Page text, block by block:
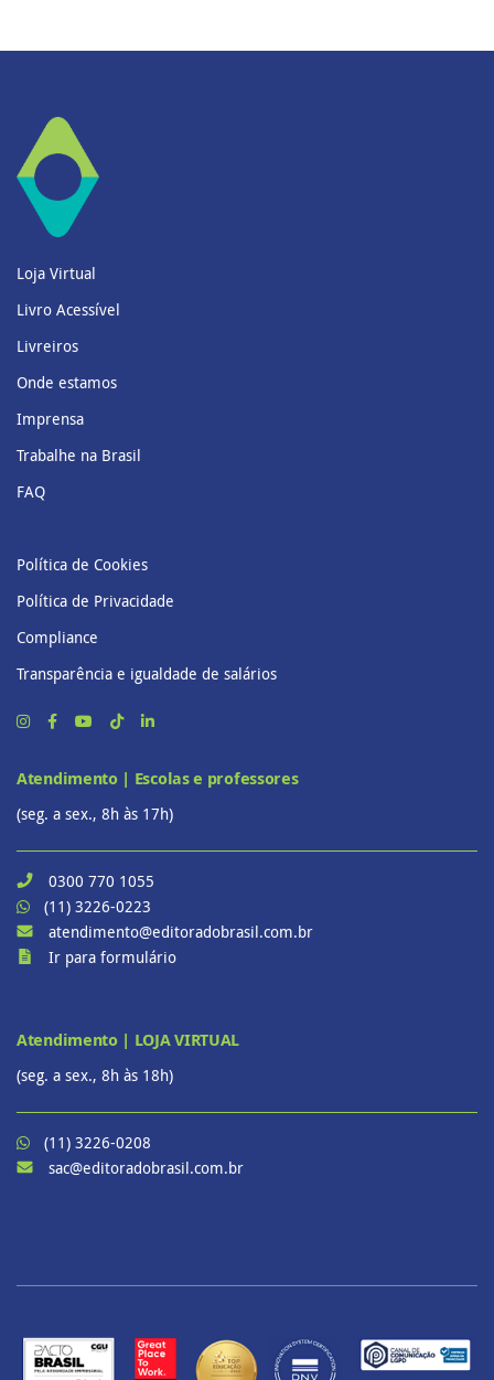
Loja Virtual
Livro Acessível
Livreiros
Onde estamos
Imprensa
Trabalhe na Brasil
FAQ
Política de Cookies
Política de Privacidade
Compliance
Transparência e igualdade de salários
Atendimento | Escolas e professores
(seg. a sex., 8h às 17h)
0300 770 1055
(11) 3226-0223
atendimento@editoradobrasil.com.br
Ir para formulário
Atendimento | LOJA VIRTUAL
(seg. a sex., 8h às 18h)
(11) 3226-0208
sac@editoradobrasil.com.br